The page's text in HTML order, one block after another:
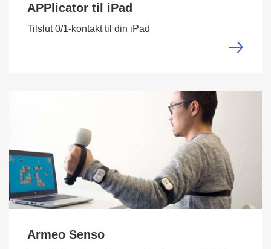
APPlicator til iPad
Tilslut 0/1-kontakt til din iPad
Armeo Senso